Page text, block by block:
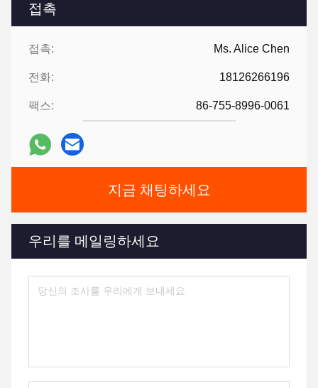
접촉
접촉: Ms. Alice Chen
전화: 18126266196
팩스: 86-755-8996-0061
지금 채팅하세요
우리를 메일링하세요